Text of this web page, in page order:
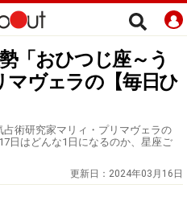
「おひつじ座～う
マヴェラの【毎日ひ
術研究家マリィ・プリマヴェラの
日はどんな1日になるのか、星座ご
更新日： 2024年03月16日